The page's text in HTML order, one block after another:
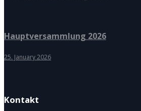
Hauptversammlung 2026
25. January 2026
Kontakt